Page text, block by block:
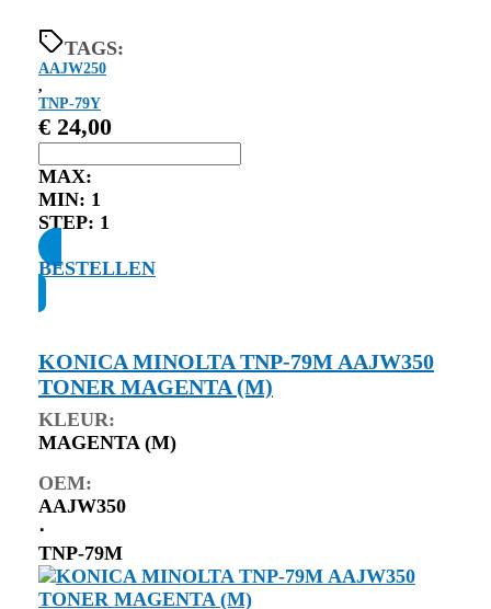
TAGS:
AAJW250
,
TNP-79Y
€ 24,00
MAX:
MIN: 1
STEP: 1
BESTELLEN
KONICA MINOLTA TNP-79M AAJW350
TONER MAGENTA (M)
KLEUR:
MAGENTA (M)
OEM:
AAJW350
⋅
TNP-79M